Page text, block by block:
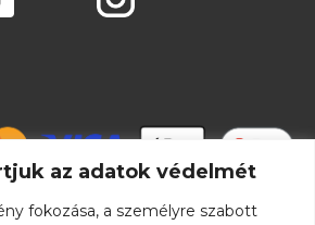
az adatok védelmét
fokozása, a személyre szabott